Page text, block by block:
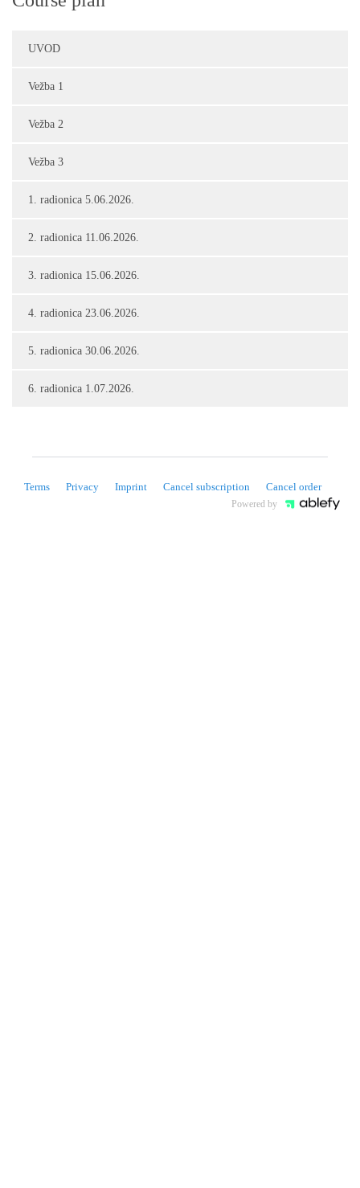
UVOD
Vežba 1
Vežba 2
Vežba 3
1. radionica 5.06.2026.
2. radionica 11.06.2026.
3. radionica 15.06.2026.
4. radionica 23.06.2026.
5. radionica 30.06.2026.
6. radionica 1.07.2026.
Terms Privacy Imprint Cancel subscription Cancel order
Powered by